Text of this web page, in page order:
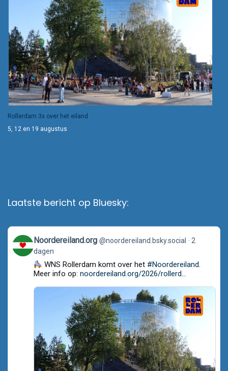
Rollerdam 3x over het eiland
5, 12 en 19 augustus
Laatste bericht op Bluesky:
View
post
by
Noordereiland.org
Bluesky
Noordereiland.org @noordereiland.bsky.social
2
dagen
WNS Rollerdam komt over het #Noordereiland.
Meer info op: noordereiland.org/2026/rollerd...